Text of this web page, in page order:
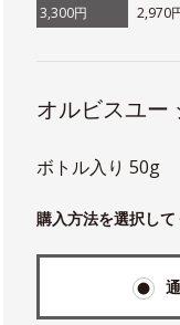
3,300円 2,970
オルビスユー
ボトル入り 50g
購入方法を選択して